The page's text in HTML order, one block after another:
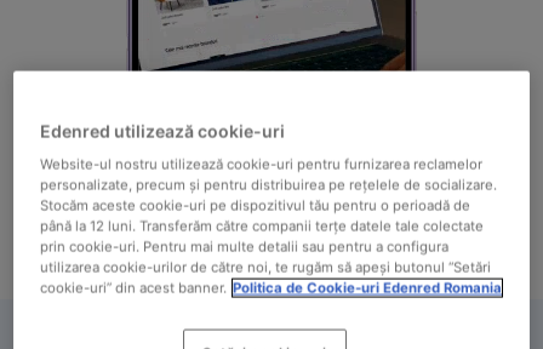
Edenred utilizează cookie-uri
Website-ul nostru utilizează cookie-uri pentru furnizarea reclamelor
personalizate, precum și pentru distribuirea pe rețelele de socializare.
Stocăm aceste cookie-uri pe dispozitivul tău pentru o perioadă de
până la 12 luni. Transferăm către companii terțe datele tale colectate
prin cookie-uri. Pentru mai multe detalii sau pentru a configura
utilizarea cookie-urilor de către noi, te rugăm să apeși butonul “Setări
cookie-uri” din acest banner. Politica de Cookie-uri Edenred Romania